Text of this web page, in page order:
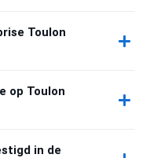
Toulon
op Toulon
in de